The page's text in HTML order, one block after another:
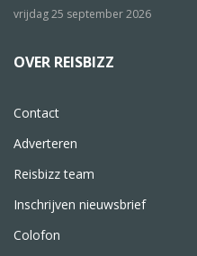
vrijdag 25 september 2026
OVER REISBIZZ
Contact
Adverteren
Reisbizz team
Inschrijven nieuwsbrief
Colofon